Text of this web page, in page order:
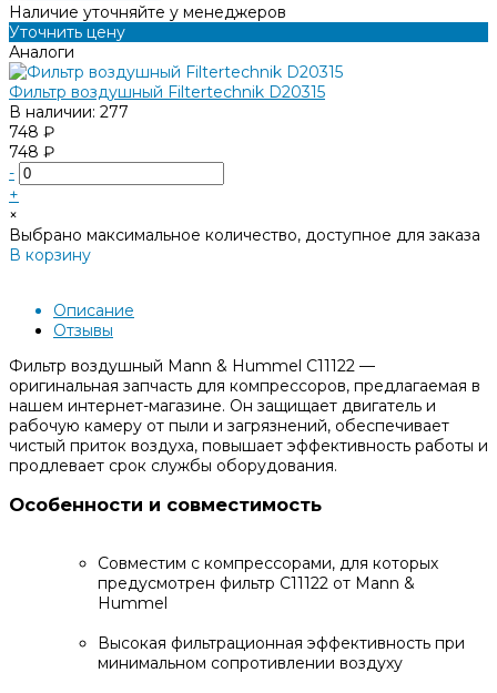
Наличие уточняйте у менеджеров
Уточнить цену
Аналоги
Фильтр воздушный Filtertechnik D20315
В наличии: 277
748 ₽
748 ₽
-
+
×
Выбрано максимальное количество, доступное для заказа
В корзину
Описание
Отзывы
Фильтр воздушный Mann & Hummel C11122 —
оригинальная запчасть для компрессоров, предлагаемая в
нашем интернет-магазине. Он защищает двигатель и
рабочую камеру от пыли и загрязнений, обеспечивает
чистый приток воздуха, повышает эффективность работы и
продлевает срок службы оборудования.
Особенности и совместимость
Совместим с компрессорами, для которых
предусмотрен фильтр C11122 от Mann &
Hummel
Высокая фильтрационная эффективность при
минимальном сопротивлении воздуху